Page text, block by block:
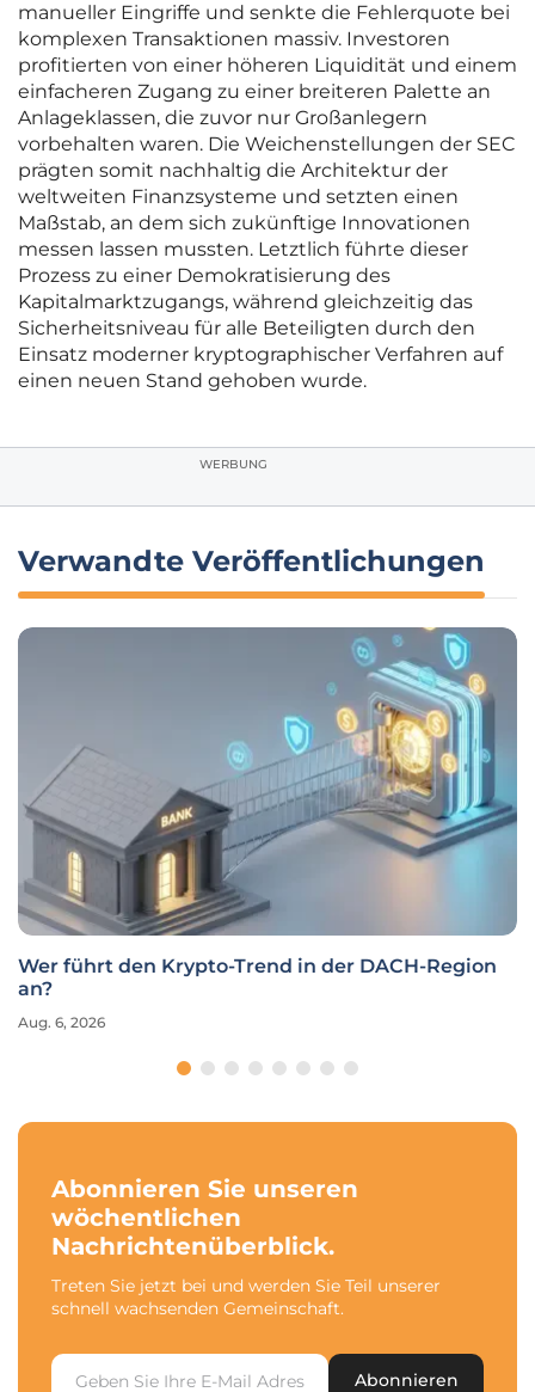
manueller Eingriffe und senkte die Fehlerquote bei
komplexen Transaktionen massiv. Investoren
profitierten von einer höheren Liquidität und einem
einfacheren Zugang zu einer breiteren Palette an
Anlageklassen, die zuvor nur Großanlegern
vorbehalten waren. Die Weichenstellungen der SEC
prägten somit nachhaltig die Architektur der
weltweiten Finanzsysteme und setzten einen
Maßstab, an dem sich zukünftige Innovationen
messen lassen mussten. Letztlich führte dieser
Prozess zu einer Demokratisierung des
Kapitalmarktzugangs, während gleichzeitig das
Sicherheitsniveau für alle Beteiligten durch den
Einsatz moderner kryptographischer Verfahren auf
einen neuen Stand gehoben wurde.
WERBUNG
Verwandte Veröffentlichungen
Wer führt den Krypto-Trend in der DACH-Region
an?
Aug. 6, 2026
Abonnieren Sie unseren
wöchentlichen
Nachrichtenüberblick.
Treten Sie jetzt bei und werden Sie Teil unserer
schnell wachsenden Gemeinschaft.
Abonnieren